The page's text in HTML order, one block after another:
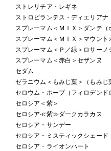
ストレリチア・レギネ
ストロビランテス・ディエリアナ
スプレーマム＜ＭＩＸ＞ダンテ（
スプレーマム＜ＭＩＸ＞マウン
スプレーマム＜Ｐ／緑＞ロサーノ
スプレーマム＜赤白＞セザンヌ
セダム
ゼラニウム＜もみじ葉＞（もみじ
セロウム・ホープ（フィロデンド
セロシア＜紫＞
セロシア≪紫≫ダークカラカス
セロシア・サンデー
セロシア・ミスティックシェード
セロシア・ライオンハート